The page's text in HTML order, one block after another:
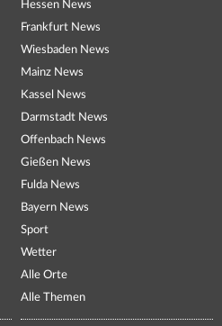
Hessen News
Frankfurt News
Wiesbaden News
Mainz News
Kassel News
Darmstadt News
Offenbach News
Gießen News
Fulda News
Bayern News
Sport
Wetter
Alle Orte
Alle Themen